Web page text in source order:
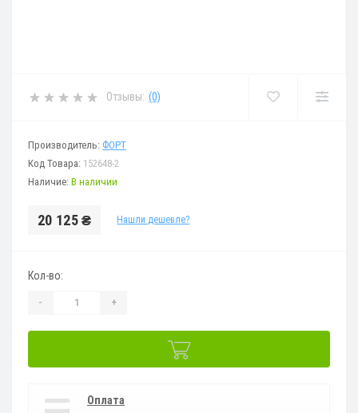
Отзывы: (0)
Производитель: ФОРТ
Код Товара: 152648-2
Наличие: В наличии
20 125 ₴ Нашли дешевле?
Кол-во:
- +
Оплата